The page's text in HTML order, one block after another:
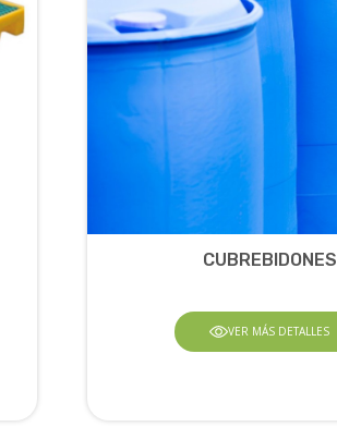
CUBREBIDONES
VER MÁS DETALLES